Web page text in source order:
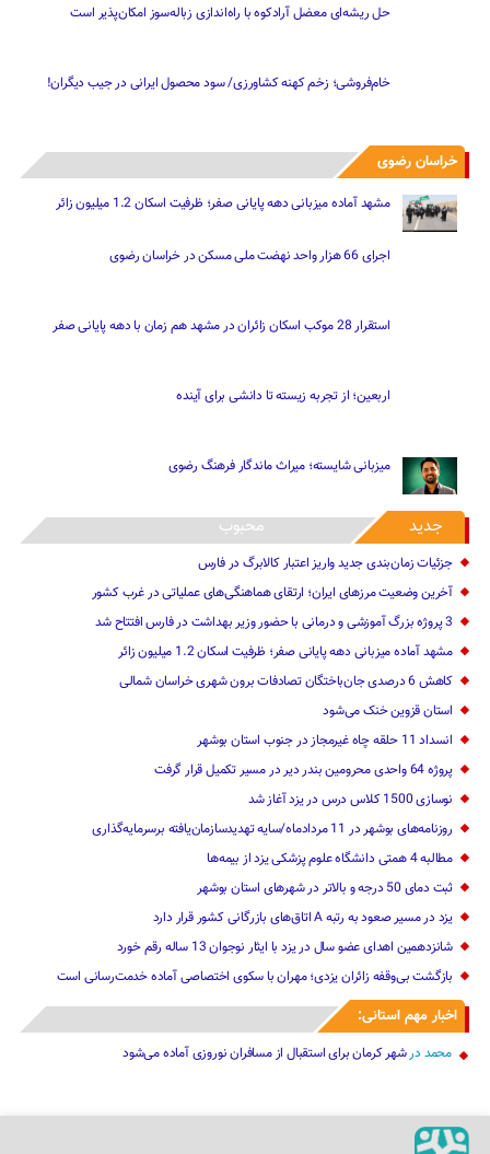
مشهد آماده میزبانی دهه پایانی صفر؛ ظرفیت اسکان 1.2 میلیون زائر
جدید محبوب
جزئیات زمان‌بندی جدید واریز اعتبار کالابرگ در فارس
آخرین وضعیت مرزهای ایران؛ ارتقای هماهنگی‌های عملیاتی در غرب کشور
3 پروژه بزرگ آموزشی و درمانی با حضور وزیر بهداشت در فارس افتتاح شد
مشهد آماده میزبانی دهه پایانی صفر؛ ظرفیت اسکان 1.2 میلیون زائر
کاهش 6 درصدی جان‌باختگان تصادفات برون شهری خراسان شمالی
استان قزوین خنک‌ می‌شود
انسداد 11 حلقه چاه غیرمجاز در جنوب استان بوشهر
پروژه 64 واحدی محرومین بندر دیر در مسیر تکمیل قرار گرفت
نوسازی 1500 کلاس درس در یزد آغاز شد
روزنامه‌های بوشهر در 11 مردادماه/سایه تهدیدسازمان‌یافته برسرمایه‌گذاری
مطالبه 4 همتی دانشگاه علوم پزشکی یزد از بیمه‌ها
ثبت دمای 50 درجه و بالاتر در شهرهای استان بوشهر
یزد در مسیر صعود به رتبه A اتاق‌های بازرگانی کشور قرار دارد
شانزدهمین اهدای عضو سال در یزد با ایثار نوجوان 13 ساله رقم خورد
بازگشت بی‌وقفه زائران یزدی؛ مهران با سکوی اختصاصی آماده خدمت‌رسانی است
اخبار مهم استانی:
محمددرشهر کرمان برای استقبال از مسافران نوروزی آماده می‌شود